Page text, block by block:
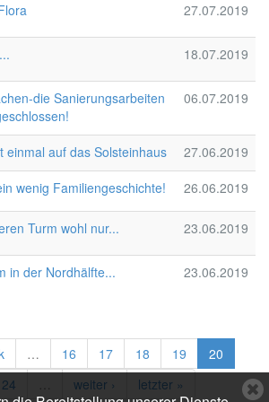
27.07.2019
18.07.2019
die Sanierungsarbeiten
06.07.2019
einmal auf das Solsteinhaus
27.06.2019
wenig Familiengeschichte!
26.06.2019
Turm wohl nur... 23.06.2019
in der Nordhälfte... 23.06.2019
… 16 17 18 19
20
24 weiter › letzter »